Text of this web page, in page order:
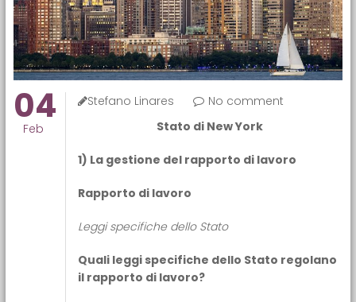
04
Feb
Stefano Linares
No comment
Stato di New York
1) La gestione del rapporto di lavoro
Rapporto di lavoro
Leggi specifiche dello Stato
Quali leggi specifiche dello Stato regolano
il rapporto di lavoro?